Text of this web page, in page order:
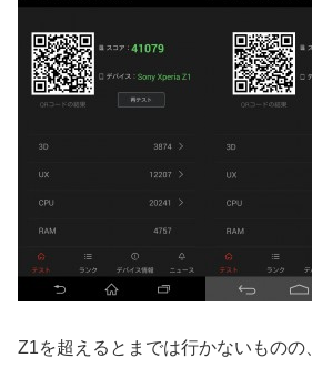
Z1を超えるとまでは行かないものの